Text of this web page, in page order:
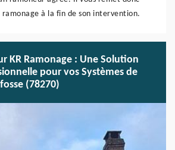
à la fin de son intervention.
KR Ramonage : Une Solution
pour vos Systèmes de
(78270)